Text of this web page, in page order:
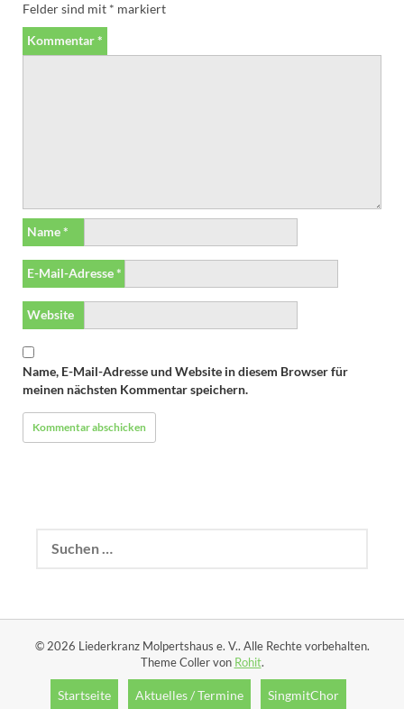
Felder sind mit * markiert
Kommentar*
Name*
E-Mail-Adresse*
Website
Name, E-Mail-Adresse und Website in diesem Browser für
meinen nächsten Kommentar speichern.
nach:
© 2026 Liederkranz Molpertshaus e. V.. Alle Rechte vorbehalten.
Theme Coller von Rohit.
Startseite Aktuelles / Termine SingmitChor